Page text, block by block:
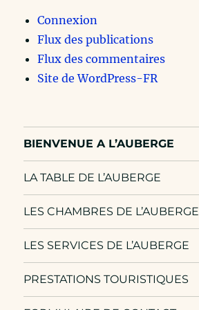
Connexion
Flux des publications
Flux des commentaires
Site de WordPress-FR
BIENVENUE A L’AUBERGE
LA TABLE DE L’AUBERGE
LES CHAMBRES DE L’AUBERGE
LES SERVICES DE L’AUBERGE
PRESTATIONS TOURISTIQUES